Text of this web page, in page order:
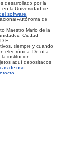
desarrollado por la
en la Universidad de
software.
Autónoma de
Maestro Mario de la
Ciudad
siempre y cuando
electrónica. De otra
la institución.
aquí depositados
de uso.